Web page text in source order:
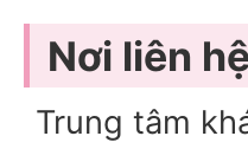
Nơi liên
Trung tâm